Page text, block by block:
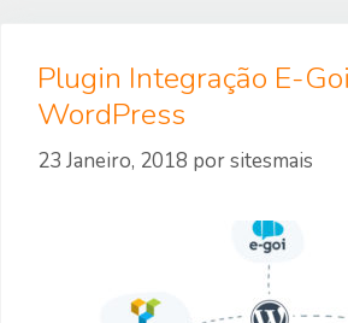
Plugin Integração E-
WordPress
23 Janeiro, 2018 porsitesmais